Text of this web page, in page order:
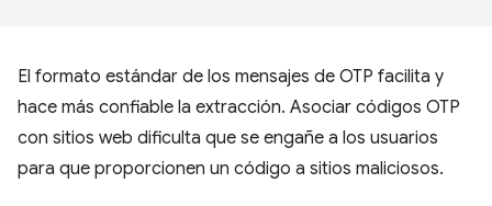
El formato estándar de los mensajes de OTP facilita y
hace más confiable la extracción. Asociar códigos OTP
con sitios web dificulta que se engañe a los usuarios
para que proporcionen un código a sitios maliciosos.